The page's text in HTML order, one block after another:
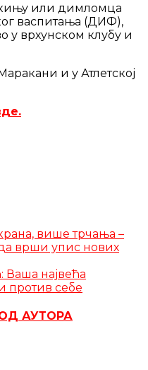
или димломца
васпитања (ДИФ),
у врхунском клубу и
и у Атлетској
више трчања –
врши упис нових
Ваша највећа
против себе
АУТОРА